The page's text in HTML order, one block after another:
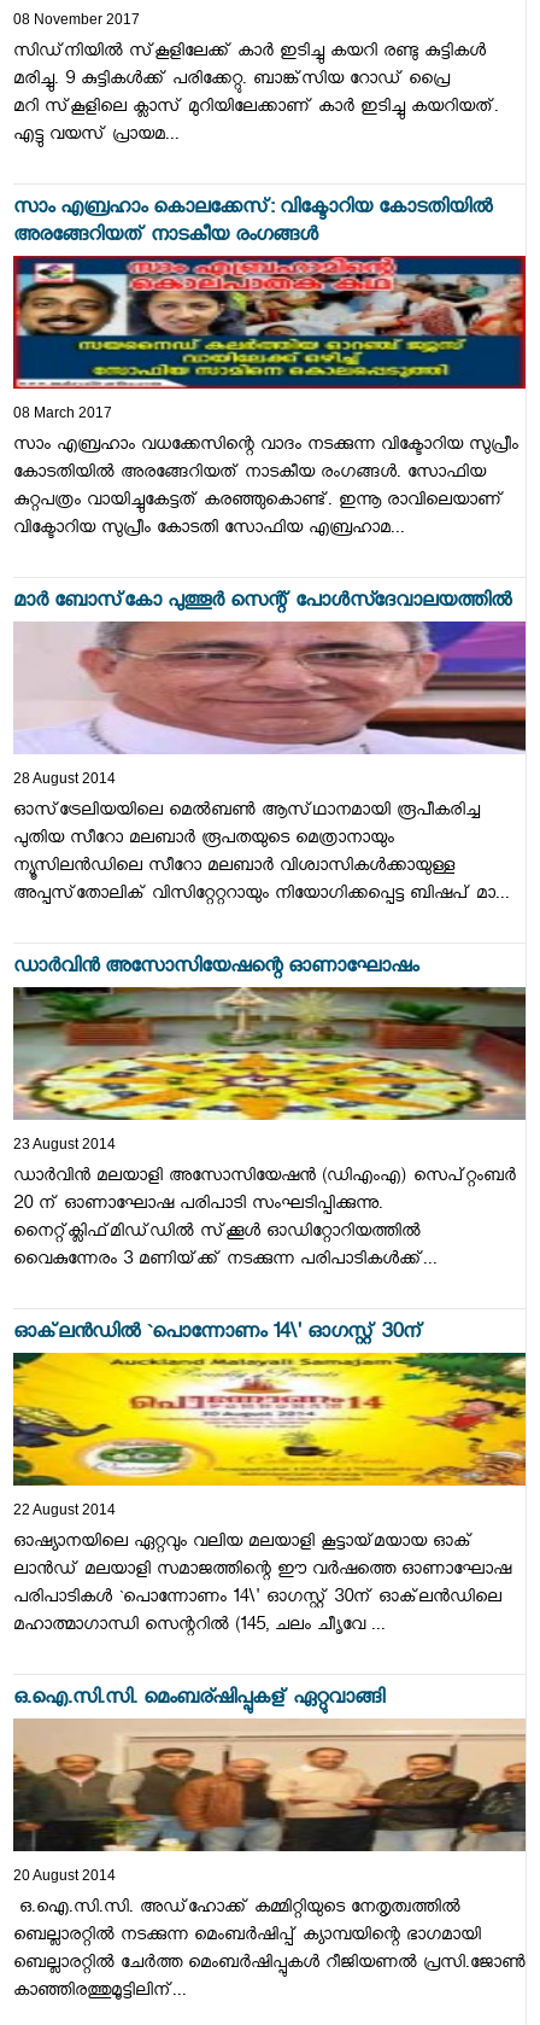
08 November 2017
സിഡ്‌നിയില്‍ സ്‌കൂളിലേക്ക് കാര്‍ ഇടിച്ചു കയറി രണ്ടു കുട്ടികള്‍
മരിച്ചു. 9 കുട്ടികള്‍ക്ക് പരിക്കേറ്റു. ബാങ്ക്‌സിയ റോഡ് പ്രൈ
മറി സ്‌കൂളിലെ ക്ലാസ് മുറിയിലേക്കാണ് കാര്‍ ഇടിച്ചു കയറിയത്.
എട്ടു വയസ് പ്രായമ...
സാം എബ്രഹാം കൊലക്കേസ്: വിക്ടോറിയ കോടതിയില്‍
അരങ്ങേറിയത് നാടകീയ രംഗങ്ങള്‍
08 March 2017
സാം എബ്രഹാം വധക്കേസിന്റെ വാദം നടക്കുന്ന വിക്ടോറിയ സുപ്രീം
കോടതിയില്‍ അരങ്ങേറിയത് നാടകീയ രംഗങ്ങള്‍. സോഫിയ
കുറ്റപത്രം വായിച്ചുകേട്ടത് കരഞ്ഞുകൊണ്ട്. ഇന്നൂ രാവിലെയാണ്
വിക്ടോറിയ സുപ്രീം കോടതി സോഫിയ എബ്രഹാമ...
മാര്‍ ബോസ്‌കോ പുത്തൂര്‍ സെന്റ് പോള്‍സ്ദേവാലയത്തില്‍
28 August 2014
ഓസ്‌ട്രേലിയയിലെ മെല്‍ബണ്‍ ആസ്‌ഥാനമായി രൂപീകരിച്ച
പുതിയ സീറോ മലബാര്‍ രൂപതയുടെ മെത്രാനായും
ന്യൂസിലന്‍ഡിലെ സീറോ മലബാര്‍ വിശ്വാസികള്‍ക്കായുള്ള
അപ്പസ്‌തോലിക്‌ വിസിറ്റേറ്ററായും നിയോഗിക്കപ്പെട്ട ബിഷപ്‌ മാ...
ഡാര്‍വിന്‍ അസോസിയേഷന്റെ ഓണാഘോഷം
23 August 2014
ഡാര്‍വിന്‍ മലയാളി അസോസിയേഷന്‍ (ഡിഎംഎ) സെപ്‌റ്റംബര്‍
20 ന്‌ ഓണാഘോഷ പരിപാടി സംഘടിപ്പിക്കുന്നു.
നൈറ്റ്‌ക്ലിഫ്‌മിഡ്‌ഡില്‍ സ്‌ക്കൂള്‍ ഓഡിറ്റോറിയത്തില്‍
വൈകുന്നേരം 3 മണിയ്‌ക്ക് നടക്കുന്ന പരിപാടികള്‍ക്ക്‌...
ഓക്‌ലന്‍ഡില്‍ `പൊന്നോണം 14\' ഓഗസ്റ്റ്‌ 30ന്‌
22 August 2014
ഓഷ്യാനയിലെ ഏറ്റവും വലിയ മലയാളി കൂട്ടായ്‌മയായ ഓക്‌
ലാന്‍ഡ്‌ മലയാളി സമാജത്തിന്റെ ഈ വര്‍ഷത്തെ ഓണാഘോഷ
പരിപാടികള്‍ `പൊന്നോണം 14\' ഓഗസ്റ്റ്‌ 30ന്‌ ഓക്‌ലന്‍ഡിലെ
മഹാത്മാഗാന്ധി സെന്ററില്‍ (145, ചലം ചീൃവേ ...
ഒ.ഐ.സി.സി. മെംബര്ഷിപ്പുകള് ഏറ്റുവാങ്ങി
20 August 2014
ഒ.ഐ.സി.സി. അഡ്‌ഹോക്ക് കമ്മിറ്റിയുടെ നേതൃത്വത്തില്‍
ബെല്ലാരറ്റില്‍ നടക്കുന്ന മെംബര്‍ഷിപ്പ് ക്യാമ്പയിന്റെ ഭാഗമായി
ബെല്ലാരറ്റില്‍ ചേര്‍ത്ത മെംബര്‍ഷിപ്പുകള്‍ റീജിയണല്‍ പ്രസി.ജോണ്‍
കാഞ്ഞിരത്തുമൂട്ടിലിന്...